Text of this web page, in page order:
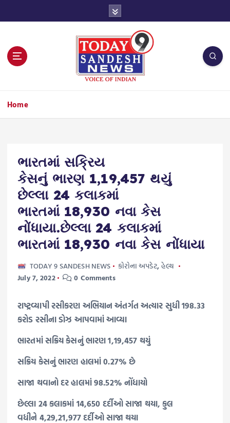
Home
ભારતમાં સક્રિય
કેસનું ભારણ 1,19,457 થયું
છેલ્લા 24 કલાકમાં
ભારતમાં 18,930 નવા કેસ
નોંધાયા.છેલ્લા 24 કલાકમાં
ભારતમાં 18,930 નવા કેસ નોંધાયા
TODAY 9 SANDESH NEWS કોરોના અપડેટ,હેલ્થ
July 7, 2022
0 Comments
રાષ્ટ્રવ્યાપી રસીકરણ અભિયાન અંતર્ગત અત્યાર સુધી 198.33
કરોડ રસીના ડોઝ આપવામાં આવ્યા
ભારતમાં સક્રિય કેસનું ભારણ 1,19,457 થયું
સક્રિય કેસનું ભારણ હાલમાં 0.27% છે
સાજા થવાનો દર હાલમાં 98.52% નોંધાયો
છેલ્લા 24 કલાકમાં 14,650 દર્દીઓ સાજા થયા, કુલ
વધીને 4,29,21,977 દર્દીઓ સાજા થયા